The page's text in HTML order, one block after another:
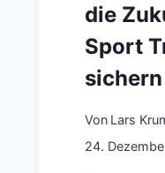
die
Sport
sichern
Von Lars
24.